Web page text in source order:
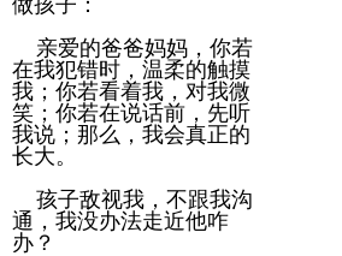
做孩子：
亲爱的爸爸妈妈，你若
在我犯错时，温柔的触摸
我；你若看着我，对我微
笑；你若在说话前，先听
我说；那么，我会真正的
长大。
孩子敌视我，不跟我沟
通，我没办法走近他咋
办？